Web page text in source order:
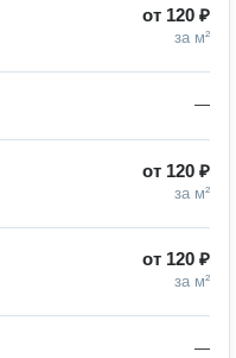
от 120 ₽
за м²
—
от 120 ₽
за м²
от 120 ₽
за м²
—